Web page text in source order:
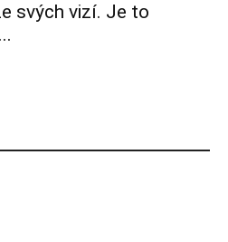
svých vizí. Je to